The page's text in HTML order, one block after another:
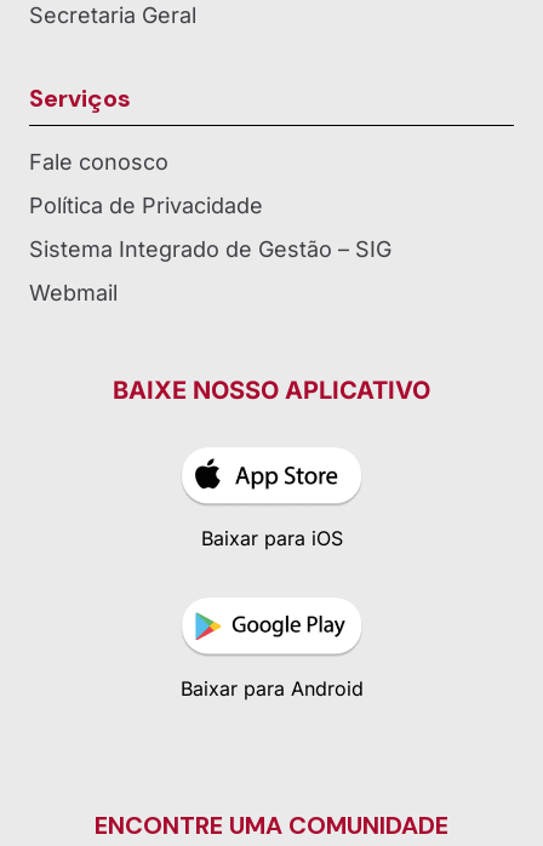
Secretaria Geral
Serviços
Fale conosco
Política de Privacidade
Sistema Integrado de Gestão – SIG
Webmail
BAIXE NOSSO APLICATIVO
Baixar para iOS
Baixar para Android
ENCONTRE UMA COMUNIDADE